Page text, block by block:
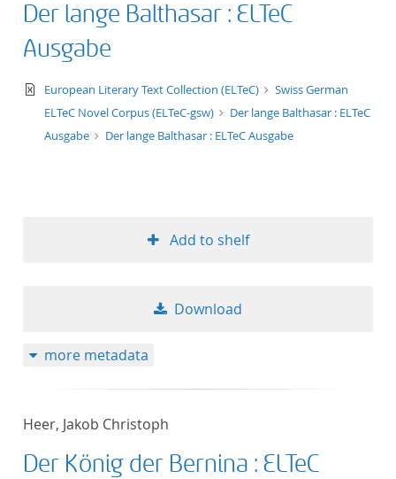
Der lange Balthasar : ELTeC
Ausgabe
text/xml
European Literary Text Collection (ELTeC)
Swiss German
ELTeC Novel Corpus (ELTeC-gsw)
Der lange Balthasar : ELTeC
Ausgabe
Der lange Balthasar : ELTeC Ausgabe
Add to shelf
Download
more metadata
Heer, Jakob Christoph
Der König der Bernina : ELTeC